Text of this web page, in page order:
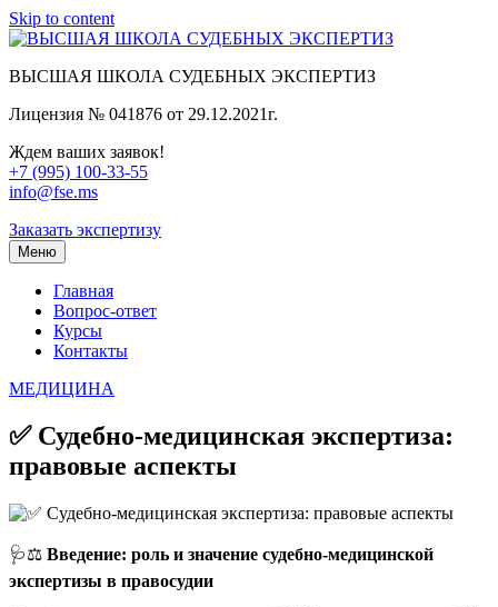
Skip to content
ВЫСШАЯ ШКОЛА СУДЕБНЫХ ЭКСПЕРТИЗ
Лицензия № 041876 от 29.12.2021г.
Ждем ваших заявок!
+7 (995) 100-33-55
info@fse.ms
Заказать экспертизу
Меню
Главная
Вопрос-ответ
Курсы
Контакты
МЕДИЦИНА
✅ Судебно-медицинская экспертиза:
правовые аспекты
🩺⚖️ Введение: роль и значение судебно-медицинской
экспертизы в правосудии